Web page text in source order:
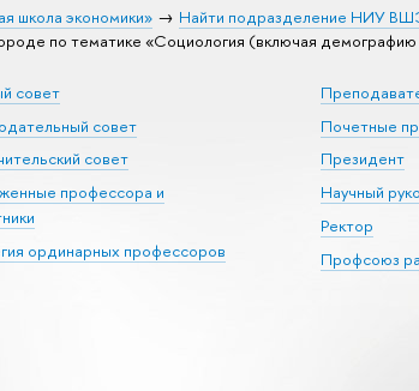
школа экономики» Найти подразделение НИУ
по тематике «Социология (включая демографию
совет
совет
совет
профессора и
ординарных профессоров
Почетные
Президент
Научный
Ректор
Профсоюз